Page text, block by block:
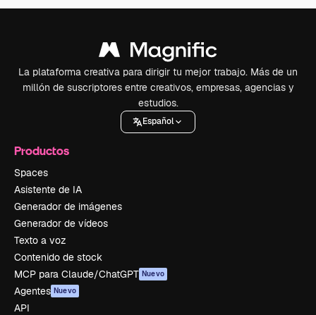
La plataforma creativa para dirigir tu mejor trabajo. Más de un
millón de suscriptores entre creativos, empresas, agencias y
estudios.
Español
Productos
Spaces
Asistente de IA
Generador de imágenes
Generador de vídeos
Texto a voz
Contenido de stock
MCP para Claude/ChatGPT Nuevo
Agentes Nuevo
API